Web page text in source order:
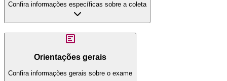
Confira informações específicas sobre a coleta
Orientações gerais
Confira informações gerais sobre o exame